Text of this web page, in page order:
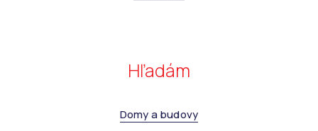
Hľadám
Domy a budovy